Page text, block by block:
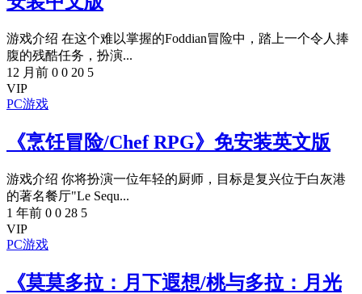
游戏介绍 在这个难以掌握的Foddian冒险中，踏上一个令人捧
腹的残酷任务，扮演...
12 月前 0 0 20 5
VIP
PC游戏
《烹饪冒险/Chef RPG》免安装英文版
游戏介绍 你将扮演一位年轻的厨师，目标是复兴位于白灰港
的著名餐厅"Le Sequ...
1 年前 0 0 28 5
VIP
PC游戏
《莫莫多拉：月下遐想/桃与多拉：月光